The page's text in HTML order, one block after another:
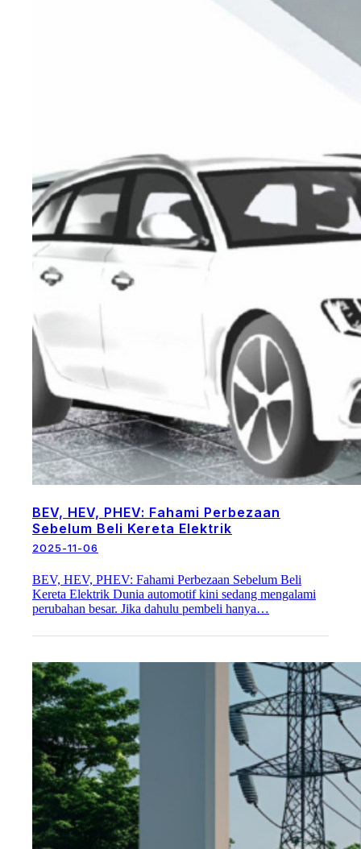
BEV, HEV, PHEV: Fahami Perbezaan
Sebelum Beli Kereta Elektrik
2025-11-06
BEV, HEV, PHEV: Fahami Perbezaan Sebelum Beli
Kereta Elektrik Dunia automotif kini sedang mengalami
perubahan besar. Jika dahulu pembeli hanya…